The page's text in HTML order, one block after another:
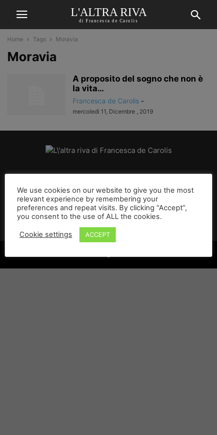
L'ALTRA RIVA
di Francesca de Carolis
Home Tags Moravia
Moravia
A proposito del sogno che non è
la vita…
Francesca de Carolis -
mercoledì 11, Dicembre , 2019
SEGUICI
We use cookies on our website to give you the most
relevant experience by remembering your
preferences and repeat visits. By clicking “Accept”,
you consent to the use of ALL the cookies.
Cookie settings ACCEPT